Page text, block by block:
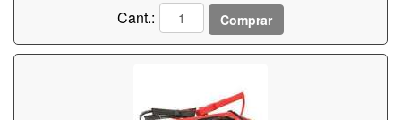
Cant.: Comprar